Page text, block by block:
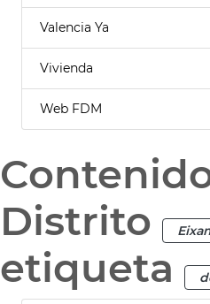
Valencia Ya
Vivienda
Web FDM
Distrito
etiqueta